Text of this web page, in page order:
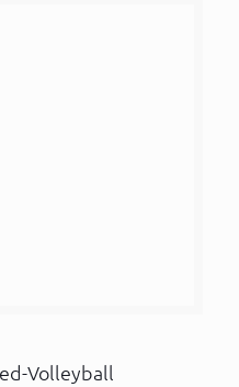
Volleyball